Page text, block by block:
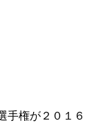
権が２０